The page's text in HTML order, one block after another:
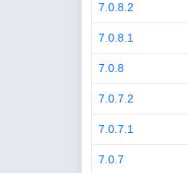
7.0.8.2
7.0.8.1
7.0.8
7.0.7.2
7.0.7.1
7.0.7